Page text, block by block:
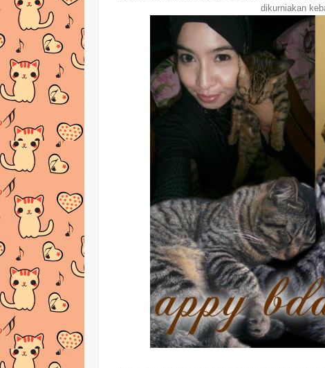
dikurniakan